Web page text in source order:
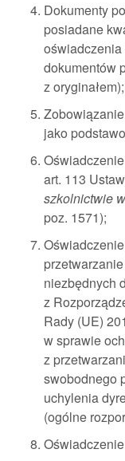
Dokumenty
posiadane
dokumentów
z oryginałem);
jako
art. 113
szkolnictwie
poz. 1571);
niezbędnych
z
Rady (UE)
w sprawie
z
swobodnego
uchylenia
(ogólne